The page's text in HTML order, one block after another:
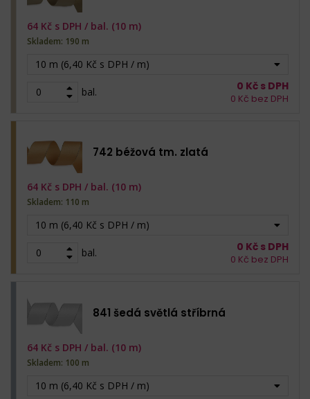
10 m (6,40 Kč s DPH / m)
bal.
64 Kč s DPH / bal. (10 m)
Skladem: 190 m
0 Kč s DPH
0 Kč bez DPH
742 béžová tm. zlatá
10 m (6,40 Kč s DPH / m)
bal.
64 Kč s DPH / bal. (10 m)
Skladem: 110 m
0 Kč s DPH
0 Kč bez DPH
841 šedá světlá stříbrná
10 m (6,40 Kč s DPH / m)
64 Kč s DPH / bal. (10 m)
Skladem: 100 m